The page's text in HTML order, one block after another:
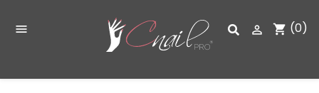
 shopping_cart (0)
